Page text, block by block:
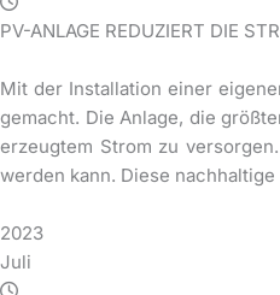
PV-ANLAGE REDUZIERT DIE
Mit der Installation einer
gemacht. Die Anlage, die
erzeugtem Strom zu
werden kann. Diese
2023
Juli